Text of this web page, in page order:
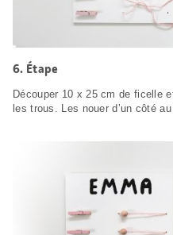
Étape
Découper 10 x 25 cm de ficelle
les trous. Les nouer d’un côté au